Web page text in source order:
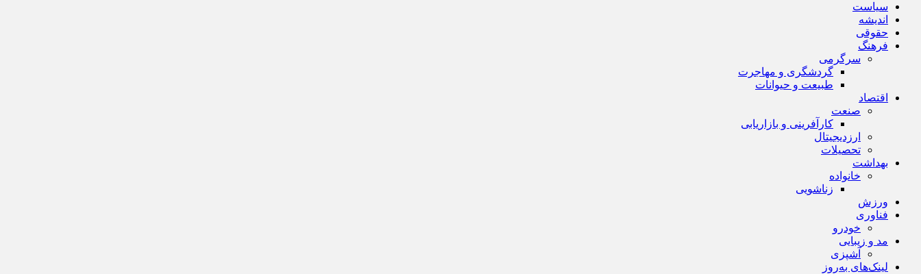
سیاست
اندیشه
حقوقی
فرهنگ
سرگرمی
گردشگری و مهاجرت
طبیعت و حیوانات
اقتصاد
صنعت
کارآفرینی و بازاریابی
ارزدیجیتال
تحصیلات
بهداشت
خانواده
زناشویی
ورزش
فناوری
خودرو
مد و زیبایی
آشپزی
لینک‌های به‌روز